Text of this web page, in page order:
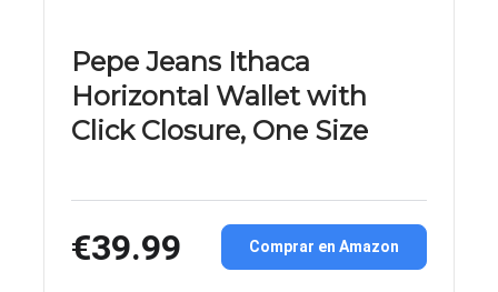
Pepe Jeans Ithaca
Horizontal Wallet with
Click Closure, One Size
€39.99 Comprar en Amazon